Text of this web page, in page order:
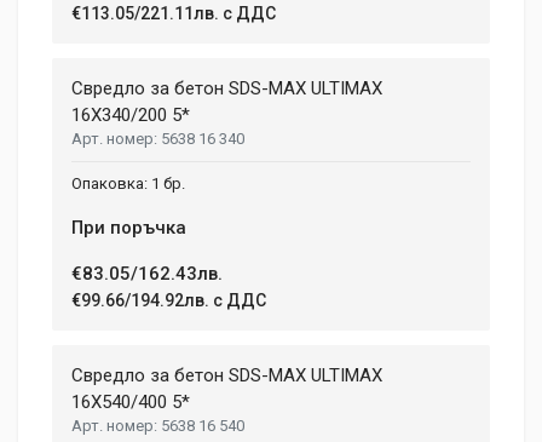
207 mm
2 January, 2018
hendrerit eros laoreet suscipit ultrices.
Write A Review
Your Name
€113.05/221.11лв. с ДДС
Свредло за бетон SDS-MAX ULTIMAX
16X340/200 5*
5638 16 340
1 бр.
При поръчка
€83.05/162.43лв.
€99.66/194.92лв. с ДДС
Свредло за бетон SDS-MAX ULTIMAX
16X540/400 5*
5638 16 540